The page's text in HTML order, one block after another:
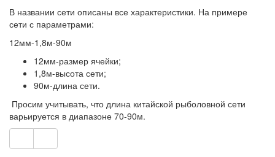
В названии сети описаны все характеристики. На примере
сети с параметрами:
12мм-1,8м-90м
12мм-размер ячейки;
1,8м-высота сети;
90м-длина сети.
Просим учитывать, что длина китайской рыболовной сети
варьируется в диапазоне 70-90м.